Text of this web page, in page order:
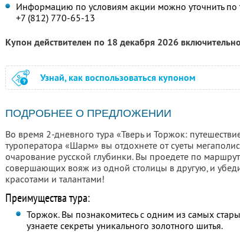
Информацию по условиям акции можно уточнить по
+7 (812) 770-65-13
Купон действителен по 18 декабря 2026 включительно
Узнай, как воспользоваться купоном
ПОДРОБНЕЕ О ПРЕДЛОЖЕНИИ
Во время 2-дневного тура «Тверь и Торжок:
туроператора «Шарм» вы отдохнете от суеты
очарование русской глубинки. Вы проедете по
совершающих вояж из одной столицы в другую, и
красотами и талантами!
Преимущества тура:
Торжок. Вы познакомитесь с одним из самых
узнаете секреты уникального золотного шитья.